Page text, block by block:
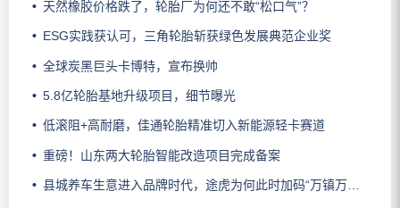
天然橡胶价格跌了，轮胎厂为何还不敢“松口气”？
ESG实践获认可，三角轮胎斩获绿色发展典范企业奖
全球炭黑巨头卡博特，宣布换帅
5.8亿轮胎基地升级项目，细节曝光
低滚阻+高耐磨，佳通轮胎精准切入新能源轻卡赛道
重磅！山东两大轮胎智能改造项目完成备案
县城养车生意进入品牌时代，途虎为何此时加码“万镇万店”？